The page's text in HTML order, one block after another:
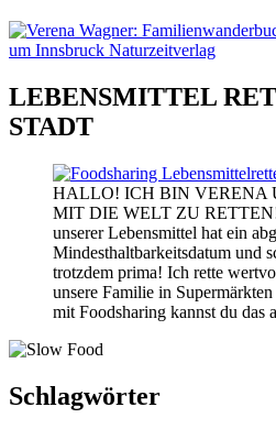
LEBENSMITTEL
STADT
HALLO! ICH BIN VERENA
MIT DIE WELT ZU
unserer Lebensmittel hat ein
Mindesthaltbarkeitsdatum und
trotzdem prima! Ich rette
unsere Familie in
mit Foodsharing kannst du das
Schlagwörter